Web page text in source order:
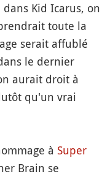
Kid Icarus, on
toute la
serait affublé
le dernier
aurait droit à
qu'un vrai
à Super
Brain se